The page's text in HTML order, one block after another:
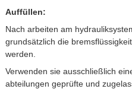
Auffüllen:
Nach arbeiten am
grundsätzlich die
werden.
Verwenden sie ausschließlich
abteilungen geprüfte und